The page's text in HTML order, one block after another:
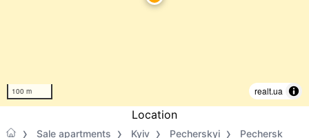
100 m realt.ua
Location
Sale apartments Kyiv Pecherskyi
Pechersk